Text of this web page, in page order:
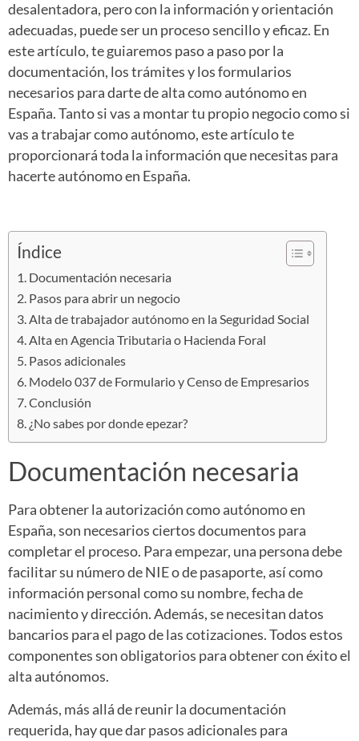
desalentadora, pero con la información y orientación
adecuadas, puede ser un proceso sencillo y eficaz. En
este artículo, te guiaremos paso a paso por la
documentación, los trámites y los formularios
necesarios para darte de alta como autónomo en
España. Tanto si vas a montar tu propio negocio como si
vas a trabajar como autónomo, este artículo te
proporcionará toda la información que necesitas para
hacerte autónomo en España.
Índice
Documentación necesaria
Pasos para abrir un negocio
Alta de trabajador autónomo en la Seguridad Social
Alta en Agencia Tributaria o Hacienda Foral
Pasos adicionales
Modelo 037 de Formulario y Censo de Empresarios
Conclusión
¿No sabes por donde epezar?
Documentación necesaria
Para obtener la autorización como autónomo en
España, son necesarios ciertos documentos para
completar el proceso. Para empezar, una persona debe
facilitar su número de NIE o de pasaporte, así como
información personal como su nombre, fecha de
nacimiento y dirección. Además, se necesitan datos
bancarios para el pago de las cotizaciones. Todos estos
componentes son obligatorios para obtener con éxito el
alta autónomos.
Además, más allá de reunir la documentación
requerida, hay que dar pasos adicionales para